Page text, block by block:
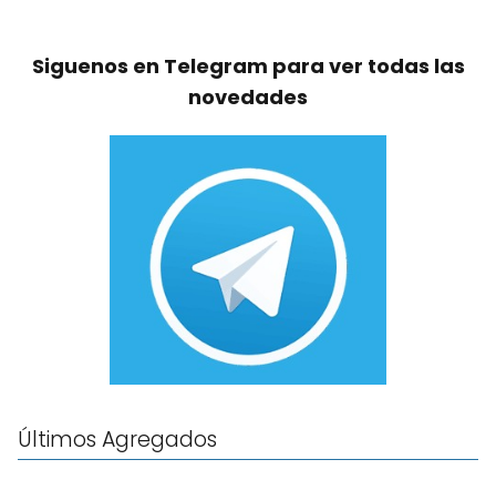
Siguenos en Telegram para ver todas las
novedades
Últimos Agregados